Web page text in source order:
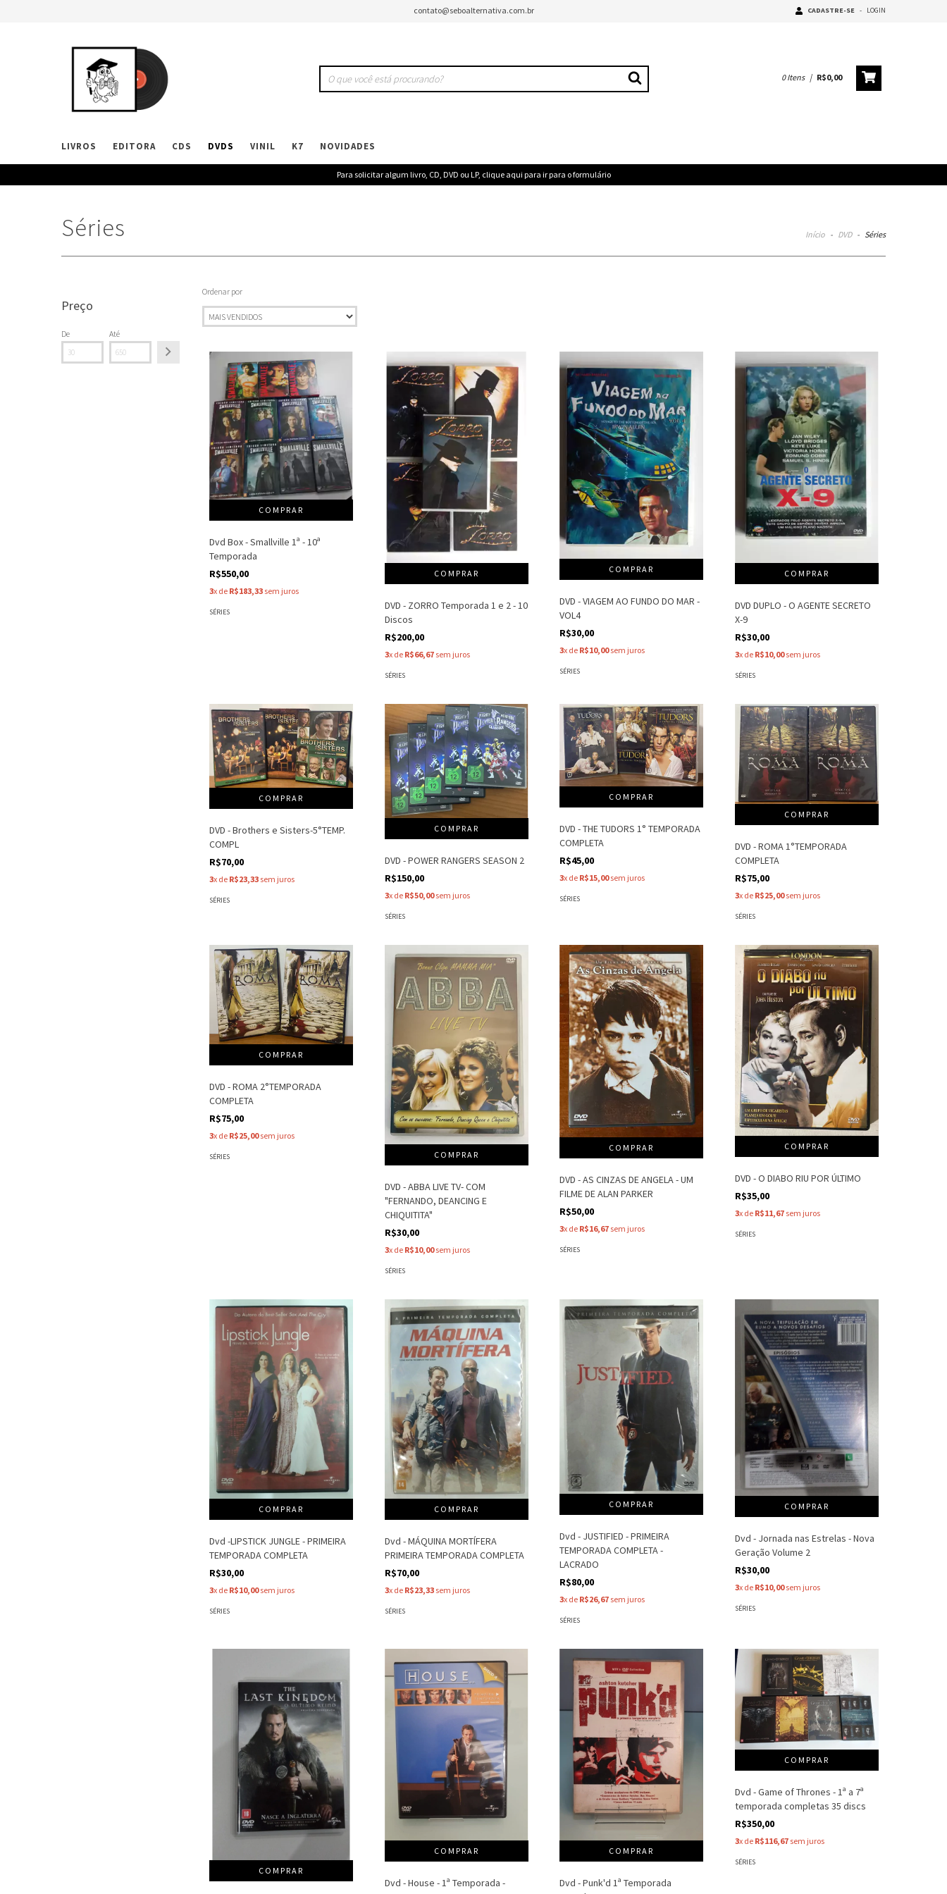
contato@seboalternativa.com.br CADASTRE-SE - LOGIN
0Itens | R$0,00
LIVROS EDITORA CDS DVDS VINIL K7 NOVIDADES
Para solicitar algum livro, CD, DVD ou LP, clique aqui para ir para o formulário
Séries Início - DVD - Séries
Preço
De Até
Ordenar por
Dvd Box - Smallville 1ª - 10ª
Temporada
R$550,00
3x de R$183,33 sem juros
SÉRIES
DVD - ZORRO Temporada 1 e 2 - 10
Discos
R$200,00
3x de R$66,67sem juros
SÉRIES
DVD - VIAGEM AO FUNDO DO MAR -
VOL4
R$30,00
3x de R$10,00sem juros
SÉRIES
DVD DUPLO - O AGENTE SECRETO
X-9
R$30,00
3x de R$10,00sem juros
SÉRIES
DVD - Brothers e Sisters-5°TEMP.
COMPL
R$70,00
3x de R$23,33 sem juros
SÉRIES
DVD - POWER RANGERS SEASON 2
R$150,00
3x de R$50,00sem juros
SÉRIES
DVD - THE TUDORS 1° TEMPORADA
COMPLETA
R$45,00
3x de R$15,00sem juros
SÉRIES
DVD - ROMA 1°TEMPORADA
COMPLETA
R$75,00
3x de R$25,00sem juros
SÉRIES
DVD - ROMA 2°TEMPORADA
COMPLETA
R$75,00
3x de R$25,00sem juros
SÉRIES
DVD - ABBA LIVE TV- COM
"FERNANDO, DEANCING E
CHIQUITITA"
R$30,00
3x de R$10,00sem juros
SÉRIES
DVD - AS CINZAS DE ANGELA - UM
FILME DE ALAN PARKER
R$50,00
3x de R$16,67 sem juros
SÉRIES
DVD - O DIABO RIU POR ÚLTIMO
R$35,00
3x de R$11,67 sem juros
SÉRIES
Dvd -LIPSTICK JUNGLE - PRIMEIRA
TEMPORADA COMPLETA
R$30,00
3x de R$10,00sem juros
SÉRIES
Dvd - MÁQUINA MORTÍFERA
PRIMEIRA TEMPORADA COMPLETA
R$70,00
3x de R$23,33sem juros
SÉRIES
Dvd - JUSTIFIED - PRIMEIRA
TEMPORADA COMPLETA -
LACRADO
R$80,00
3x de R$26,67 sem juros
SÉRIES
Dvd - Jornada nas Estrelas - Nova
Geração Volume 2
R$30,00
3x de R$10,00sem juros
SÉRIES
Dvd - House - 1ª Temporada -
Dvd - Punk'd 1ª Temporada
Dvd - Game of Thrones - 1ª a 7ª
temporada completas 35 discs
R$350,00
3x de R$116,67 sem juros
SÉRIES